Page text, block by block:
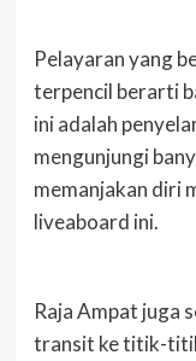
Pelayaran yang
terpencil berarti
ini adalah
mengunjungi
memanjakan diri
liveaboard ini.
Raja Ampat juga
transit ke titik-